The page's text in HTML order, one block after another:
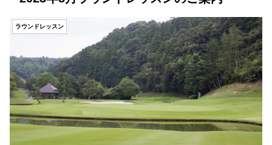
ラウンドレッスン